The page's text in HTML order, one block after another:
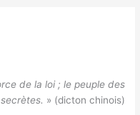
de la loi ; le peuple des
» (dicton chinois)